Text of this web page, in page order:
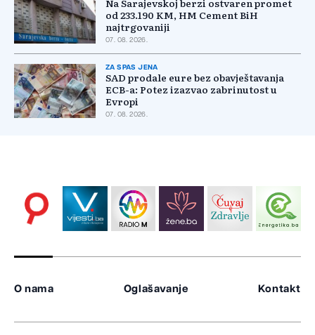
Na Sarajevskoj berzi ostvaren promet
od 233.190 KM, HM Cement BiH
najtrgovaniji
07. 08. 2026.
ZA SPAS JENA
SAD prodale eure bez obavještavanja
ECB-a: Potez izazvao zabrinutost u
Evropi
07. 08. 2026.
O nama Oglašavanje Kontakt